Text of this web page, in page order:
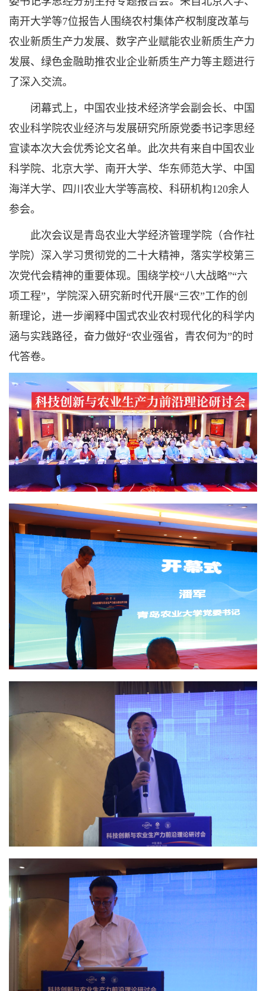
南开大学等7位报告人围绕农村集体产权制度改革与
农业新质生产力发展、数字产业赋能农业新质生产力
发展、绿色金融助推农业企业新质生产力等主题进行
了深入交流。
闭幕式上，中国农业技术经济学会副会长、中国
农业科学院农业经济与发展研究所原党委书记李思经
宣读本次大会优秀论文名单。此次共有来自中国农业
科学院、北京大学、南开大学、华东师范大学、中国
海洋大学、四川农业大学等高校、科研机构120余人
参会。
此次会议是青岛农业大学经济管理学院（合作社
学院）深入学习贯彻党的二十大精神，落实学校第三
次党代会精神的重要体现。围绕学校“八大战略”“六
项工程”，学院深入研究新时代开展“三农”工作的创
新理论，进一步阐释中国式农业农村现代化的科学内
涵与实践路径，奋力做好“农业强省，青农何为”的时
代答卷。